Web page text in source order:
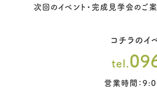
次回のイベント・完成見学会のご
コチラのイ
tel.
営業時間：